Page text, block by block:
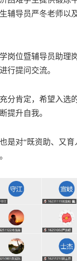
辅导员严冬老师
岗位暨辅导员助
行提问交流。
分肯定，希望入
提升自我。
对“既资助、又